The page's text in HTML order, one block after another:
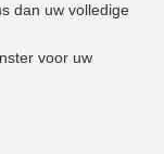
dan uw volledige
voor uw